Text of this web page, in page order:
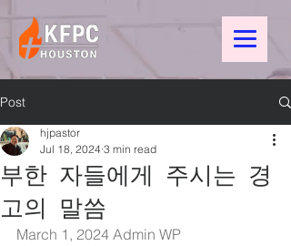
Post
부한 자들에게 주시는 경
고의 말씀
hjpastor
Jul 18, 2024 3 min read
March 1, 2024 Admin WP